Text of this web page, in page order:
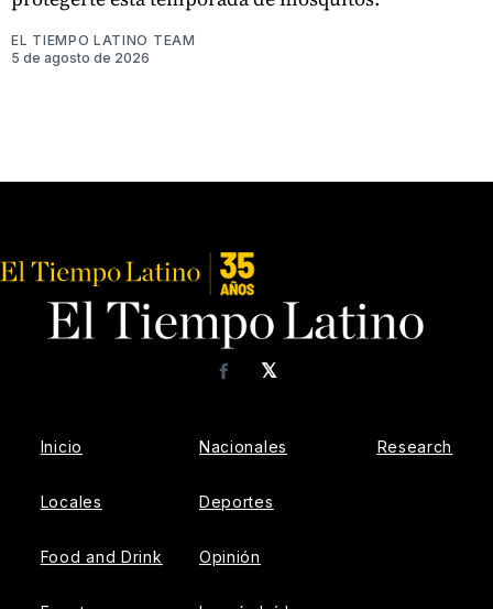
EL TIEMPO LATINO TEAM
5 de agosto de 2026
𝕏
Facebook
Inicio
Locales
Food and Drink
Nacionales
Deportes
Opinión
Research